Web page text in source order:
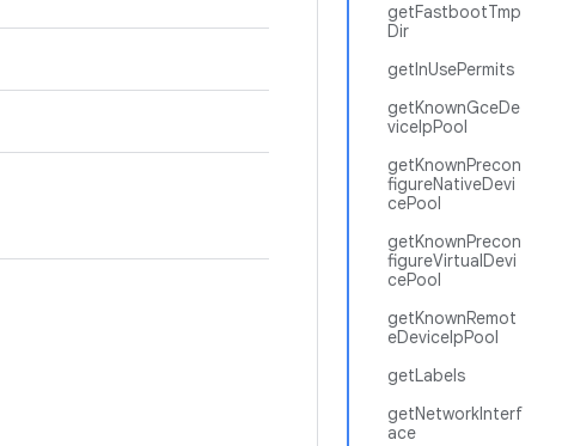
getFastbootTmp
Dir
getInUsePermits
getKnownGceDe
viceIpPool
getKnownPrecon
figureNativeDevi
cePool
getKnownPrecon
figureVirtualDevi
cePool
getKnownRemot
eDeviceIpPool
getLabels
getNetworkInterf
ace